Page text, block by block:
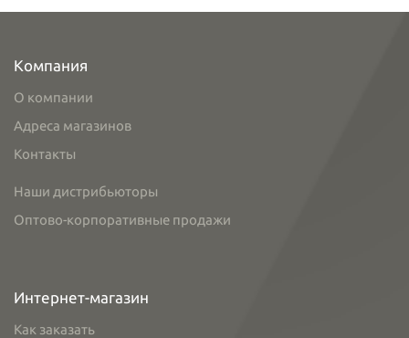
Компания
О компании
Адреса магазинов
Контакты
Наши дистрибьюторы
Оптово-корпоративные продажи
Интернет-магазин
Как заказать